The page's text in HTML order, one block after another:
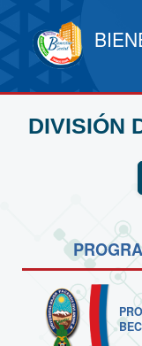
DIVISIÓN